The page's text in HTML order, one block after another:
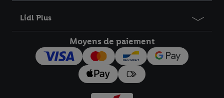
Lidl Plus
Moyens de paiement